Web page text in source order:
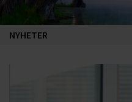
NYHETER